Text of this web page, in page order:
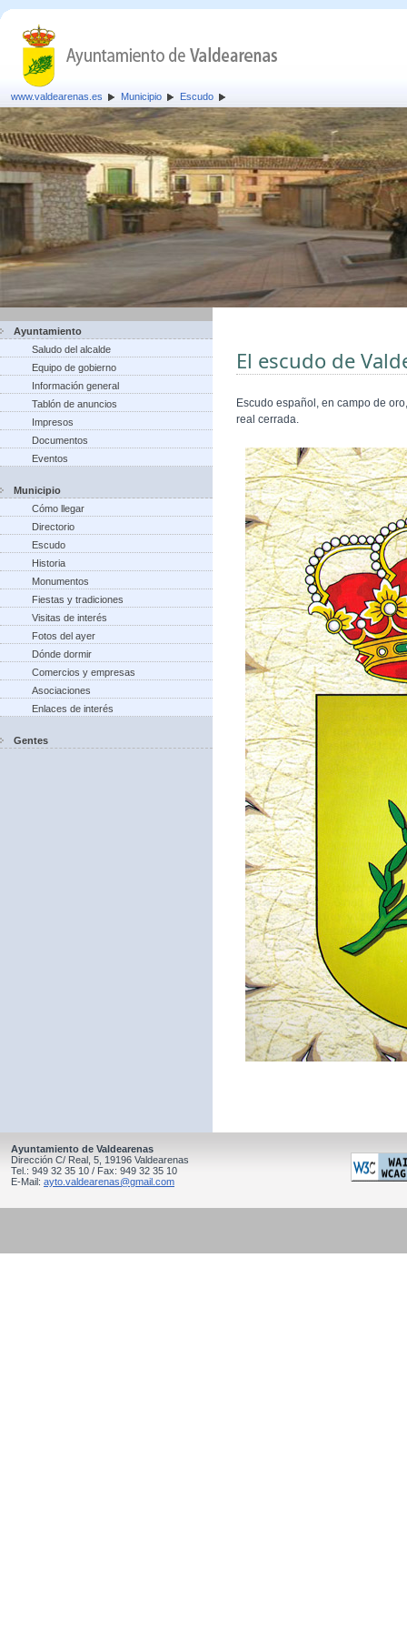
www.valdearenas.es Municipio Escudo
Ayuntamiento
Saludo del alcalde
Equipo de gobierno
Información general
Tablón de anuncios
Impresos
Documentos
Eventos
Municipio
Cómo llegar
Directorio
Escudo
Historia
Monumentos
Fiestas y tradiciones
Visitas de interés
Fotos del ayer
Dónde dormir
Comercios y empresas
Asociaciones
Enlaces de interés
Gentes
El escudo de
Escudo español, en campo de
real cerrada.
Ayuntamiento de Valdearenas
Dirección C/ Real, 5, 19196 Valdearenas
Tel.: 949 32 35 10 / Fax: 949 32 35 10
E-Mail: ayto.valdearenas@gmail.com